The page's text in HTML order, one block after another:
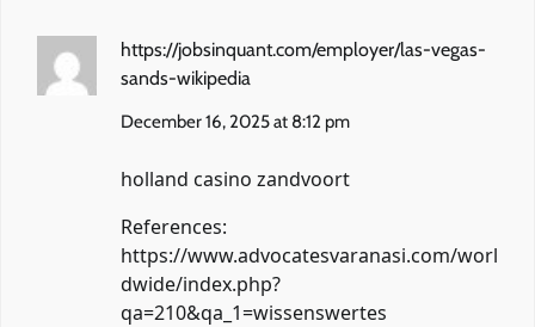
https://jobsinquant.com/employer/las-vegas-
sands-wikipedia
December 16, 2025 at 8:12 pm
holland casino zandvoort
References:
https://www.advocatesvaranasi.com/worl
dwide/index.php?
qa=210&qa_1=wissenswertes